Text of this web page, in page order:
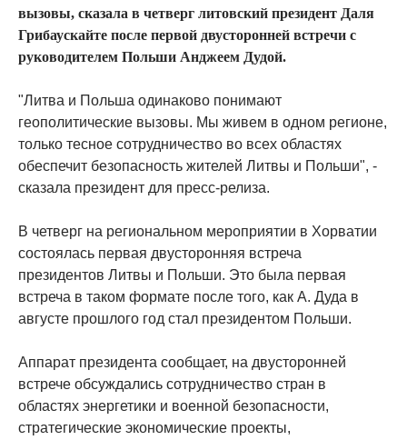
вызовы, сказала в четверг литовский президент Даля
Грибаускайте после первой двусторонней встречи с
руководителем Польши Анджеем Дудой.
"Литва и Польша одинаково понимают
геополитические вызовы. Мы живем в одном регионе,
только тесное сотрудничество во всех областях
обеспечит безопасность жителей Литвы и Польши", -
сказала президент для пресс-релиза.
В четверг на региональном мероприятии в Хорватии
состоялась первая двусторонняя встреча
президентов Литвы и Польши. Это была первая
встреча в таком формате после того, как А. Дуда в
августе прошлого год стал президентом Польши.
Аппарат президента сообщает, на двусторонней
встрече обсуждались сотрудничество стран в
областях энергетики и военной безопасности,
стратегические экономические проекты,